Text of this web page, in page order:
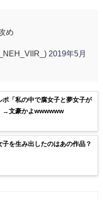
め
2019年5月
ポ「私の中で腐女子と夢女子が
→文豪かよwwwwww
を生み出したのはあの作品？